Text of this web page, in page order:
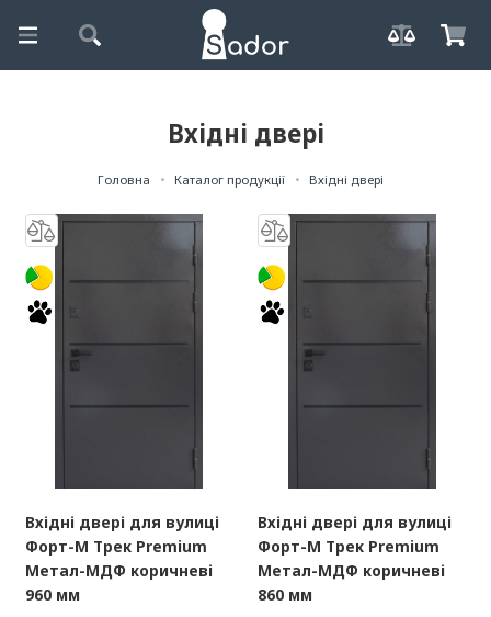
Вхідні двері
Головна Каталог продукції Вхідні двері
Вхідні двері для вулиці
Форт-М Трек Premium
Метал-МДФ коричневі
960 мм
Вхідні двері для вулиці
Форт-М Трек Premium
Метал-МДФ коричневі
860 мм